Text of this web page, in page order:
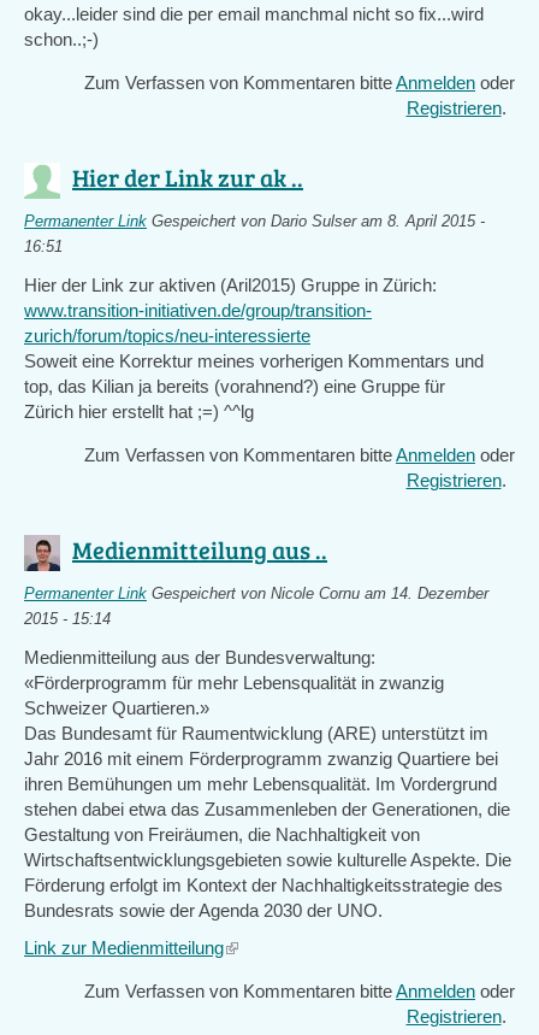
okay...leider sind die per email manchmal nicht so fix...wird
schon..;-)
Zum Verfassen von Kommentaren bitteAnmelden oder
Registrieren.
Hier der Link zur ak ..
Permanenter Link Gespeichert von Dario Sulseram 8. April 2015 -
16:51
Hier der Link zur aktiven (Aril2015) Gruppe in Zürich:
www.transition-initiativen.de/group/transition-
zurich/forum/topics/neu-interessierte
Soweit eine Korrektur meines vorherigen Kommentars und
top, das Kilian ja bereits (vorahnend?) eine Gruppe für
Zürich hier erstellt hat ;=) ^^lg
Zum Verfassen von Kommentaren bitteAnmelden oder
Registrieren.
Medienmitteilung aus ..
Permanenter Link Gespeichert von Nicole Cornu am 14. Dezember
2015 - 15:14
Medienmitteilung aus der Bundesverwaltung:
«Förderprogramm für mehr Lebensqualität in zwanzig
Schweizer Quartieren.»
Das Bundesamt für Raumentwicklung (ARE) unterstützt im
Jahr 2016 mit einem Förderprogramm zwanzig Quartiere bei
ihren Bemühungen um mehr Lebensqualität. Im Vordergrund
stehen dabei etwa das Zusammenleben der Generationen, die
Gestaltung von Freiräumen, die Nachhaltigkeit von
Wirtschaftsentwicklungsgebieten sowie kulturelle Aspekte. Die
Förderung erfolgt im Kontext der Nachhaltigkeitsstrategie des
Bundesrats sowie der Agenda 2030 der UNO.
Link zur Medienmitteilung(link
external)
Zum Verfassen von Kommentaren bitteAnmelden oder
Registrieren.